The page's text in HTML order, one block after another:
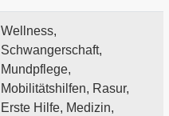
Wellness,
Schwangerschaft,
Mundpflege,
Mobilitätshilfen, Rasur,
Erste Hilfe, Medizin,